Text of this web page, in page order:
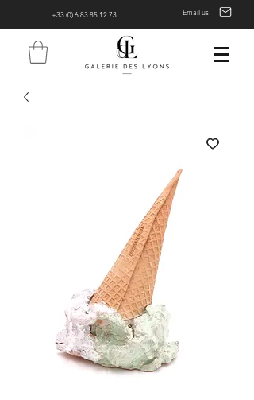
+33 (0) 6 83 85 12 73 Email us